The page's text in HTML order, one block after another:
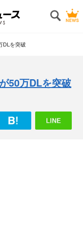
DLを突破
50万DLを突破